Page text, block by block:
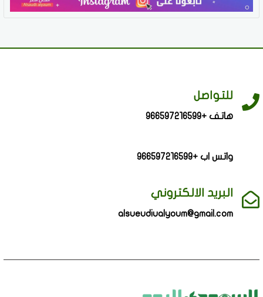
للتواصل
هاتف +966597216599
واتس اب +966597216599
البريد الالكتروني
alsueudiualyoum@gmail.com